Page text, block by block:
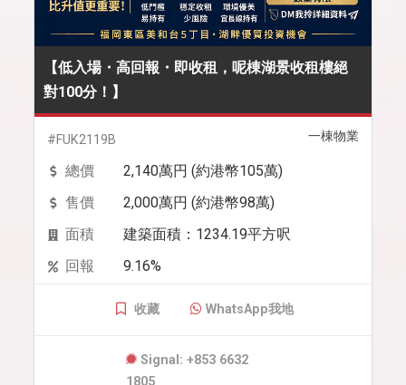
【低入場・高回報・即收租，呢棟湖景收租樓絕
對100分！】
一棟物業
#FUK2119B
總價
2,140萬円 (約港幣105萬)
售價
2,000萬円 (約港幣98萬)
面積
建築面積：1234.19平方呎
回報
9.16%
收藏 WhatsApp我地
Signal: +853 6632